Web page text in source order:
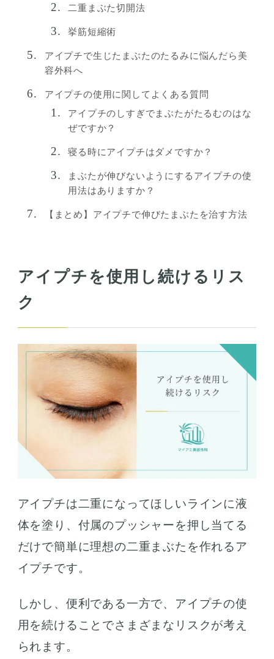
二重まぶた切開法
挙筋短縮術
アイプチで生じたまぶたのたるみに悩んだら美
容外科へ
アイプチの使用に関してよくある質問
アイプチのしすぎでまぶたがたるむのはな
ぜですか？
寝る時にアイプチはダメですか？
まぶたが伸びないようにするアイプチの使
用法はありますか？
【まとめ】アイプチで伸びたまぶたを治す方法
アイプチを使用し続けるリス
ク
アイプチは二重になってほしいラインに液
体を塗り、付属のプッシャーを押し当てる
だけで簡単に理想の二重まぶたを作れるア
イプチです。
しかし、便利である一方で、アイプチの使
用を続けることでさまざまなリスクが考え
られます。